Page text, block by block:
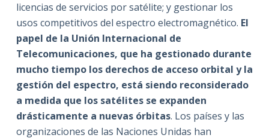
licencias de servicios por satélite; y gestionar los
usos competitivos del espectro electromagnético. El
papel de la Unión Internacional de
Telecomunicaciones, que ha gestionado durante
mucho tiempo los derechos de acceso orbital y la
gestión del espectro, está siendo reconsiderado
a medida que los satélites se expanden
drásticamente a nuevas órbitas. Los países y las
organizaciones de las Naciones Unidas han